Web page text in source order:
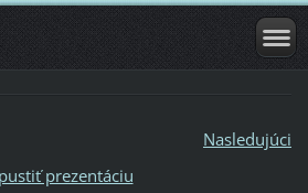
Nasledujúci
prezentáciu